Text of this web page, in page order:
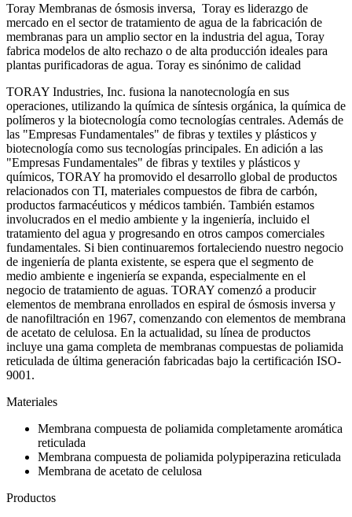
Toray Membranas de ósmosis inversa, Toray es liderazgo de
mercado en el sector de tratamiento de agua de la fabricación de
membranas para un amplio sector en la industria del agua, Toray
fabrica modelos de alto rechazo o de alta producción ideales para
plantas purificadoras de agua. Toray es sinónimo de calidad
TORAY Industries, Inc. fusiona la nanotecnología en sus
operaciones, utilizando la química de síntesis orgánica, la química de
polímeros y la biotecnología como tecnologías centrales. Además de
las "Empresas Fundamentales" de fibras y textiles y plásticos y
biotecnología como sus tecnologías principales. En adición a las
"Empresas Fundamentales" de fibras y textiles y plásticos y
químicos, TORAY ha promovido el desarrollo global de productos
relacionados con TI, materiales compuestos de fibra de carbón,
productos farmacéuticos y médicos también. También estamos
involucrados en el medio ambiente y la ingeniería, incluido el
tratamiento del agua y progresando en otros campos comerciales
fundamentales. Si bien continuaremos fortaleciendo nuestro negocio
de ingeniería de planta existente, se espera que el segmento de
medio ambiente e ingeniería se expanda, especialmente en el
negocio de tratamiento de aguas. TORAY comenzó a producir
elementos de membrana enrollados en espiral de ósmosis inversa y
de nanofiltración en 1967, comenzando con elementos de membrana
de acetato de celulosa. En la actualidad, su línea de productos
incluye una gama completa de membranas compuestas de poliamida
reticulada de última generación fabricadas bajo la certificación ISO-
9001.
Materiales
Membrana compuesta de poliamida completamente aromática
reticulada
Membrana compuesta de poliamida polypiperazina reticulada
Membrana de acetato de celulosa
Productos